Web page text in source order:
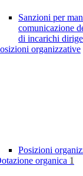
Sanzioni per
comunicazione
di incarichi
organizzative
Posizioni
organica 1